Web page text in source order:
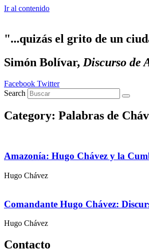
Ir al contenido
"...quizás el grito de un
Simón Bolívar, Discurso de
Facebook Twitter
Search
Category: Palabras de
Amazonía: Hugo Chávez y la
Hugo Chávez
Comandante Hugo Chávez:
Hugo Chávez
Contacto